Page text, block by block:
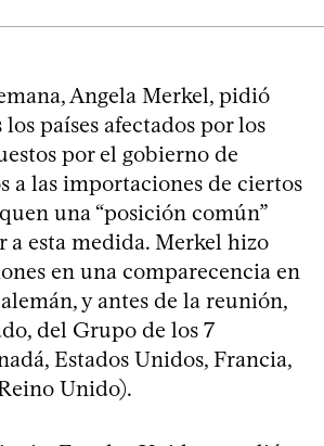
Angela Merkel, pidió
países afectados por los
por el gobierno de
a las importaciones de ciertos
una “posición común”
a esta medida. Merkel hizo
en una comparecencia en
y antes de la reunión,
del Grupo de los 7
Estados Unidos, Francia,
Unido).